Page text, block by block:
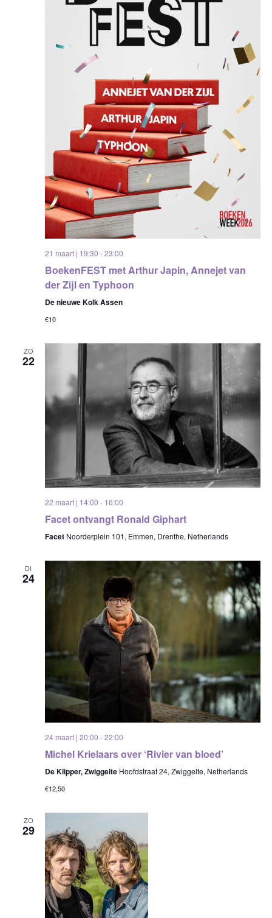
21 maart | 19:30 -23:00
BoekenFEST met Arthur Japin, Annejet van
der Zijl en Typhoon
De nieuwe Kolk Assen
€10
ZO
22
22 maart | 14:00 - 16:00
Facet ontvangt Ronald Giphart
Facet Noorderplein 101, Emmen, Drenthe, Netherlands
DI
24
24 maart | 20:00 -22:00
Michel Krielaars over ‘Rivier van bloed’
De Klipper, Zwiggelte Hoofdstraat 24, Zwiggelte, Netherlands
€12,50
ZO
29